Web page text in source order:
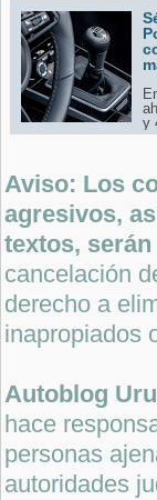
y
Aviso: Los
agresivos,
textos,
cancelación
derecho a
inapropiados
Autoblog
hace
personas
autoridades